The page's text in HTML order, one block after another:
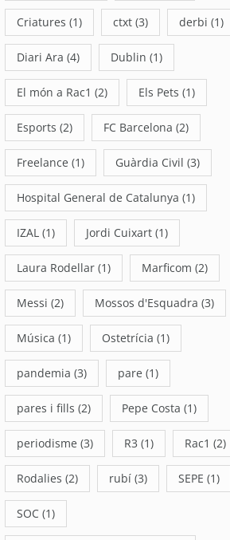
Criatures (1) ctxt (3) derbi (1)
Diari Ara (4) Dublin (1)
El món a Rac1 (2) Els Pets (1)
Esports (2) FC Barcelona (2)
Freelance (1) Guàrdia Civil (3)
Hospital General de Catalunya (1)
IZAL (1) Jordi Cuixart (1)
Laura Rodellar (1) Marficom (2)
Messi (2) Mossos d'Esquadra (3)
Música (1) Ostetrícia (1)
pandemia (3) pare (1)
pares i fills (2) Pepe Costa (1)
periodisme (3) R3 (1) Rac1 (2)
Rodalies (2) rubí (3) SEPE (1)
SOC (1)